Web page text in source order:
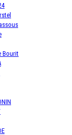
Bourit